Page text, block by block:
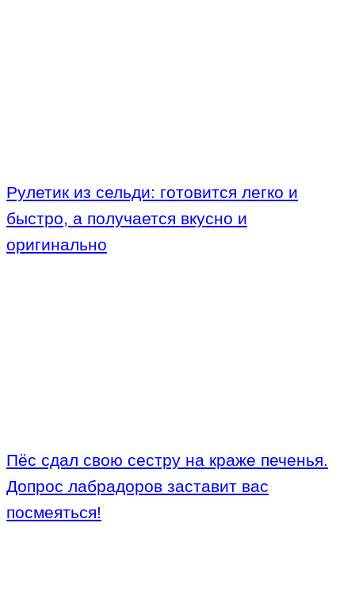
Рулетик из сельди: готовится легко и
быстро, а получается вкусно и
оригинально
Пёс сдал свою сестру на краже печенья.
Допрос лабрадоров заставит вас
посмеяться!